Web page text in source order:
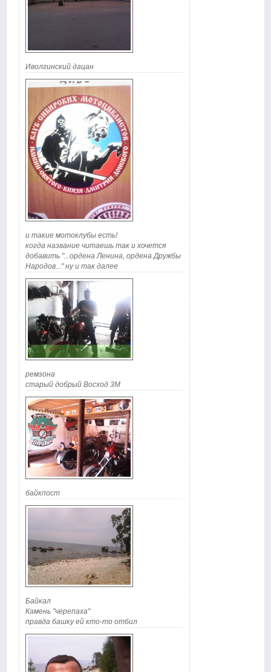
Иволгинский дацан
и такие мотоклубы есть!
когда название читаешь так и хочется
добавить "...ордена Ленина, ордена Дружбы
Народов..." ну и так далее
ремзона
старый добрый Восход 3М
байкпост
Байкал
Камень "черепаха"
правда башку ей кто-то отбил